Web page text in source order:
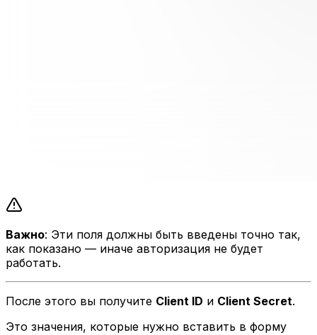
Важно: Эти поля должны быть введены точно так,
как показано — иначе авторизация не будет
работать.
После этого вы получите Client ID и Client Secret.
Это значения, которые нужно вставить в форму